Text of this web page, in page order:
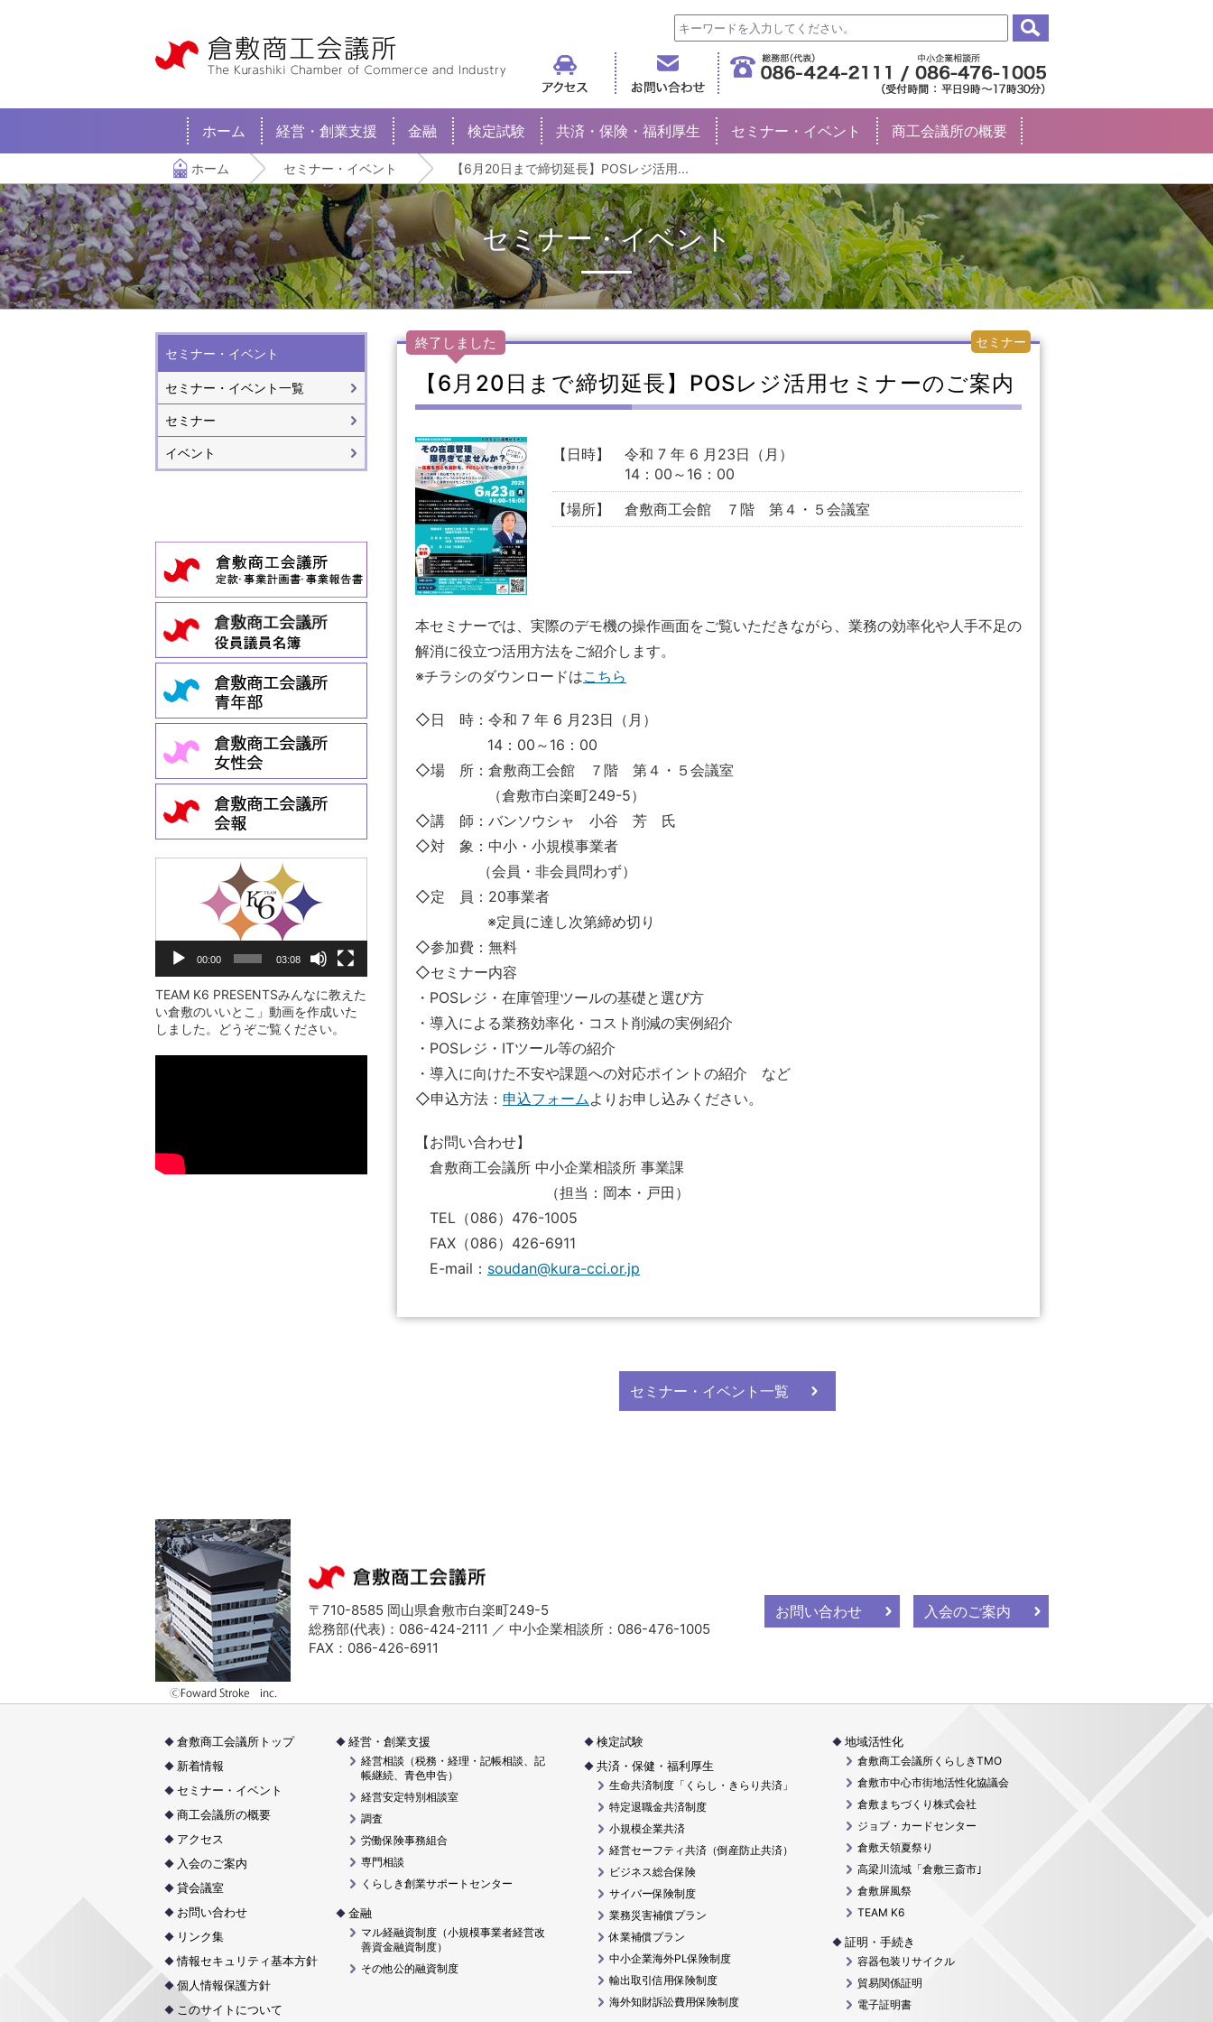
ホーム 経営・創業支援 金融 検定試験 共済・保険・福利厚生 セミナー・イベント 商工会議所の概要
ホーム セミナー・イベント 【6月20日まで締切延長】POSレジ活用...
セミナー・イベント
セミナー
【6月20日まで締切延長】POSレジ活用セミナーのご案内
終了しました
【日時】
令和 7 年 6 月23日（月）
14：00～16：00
【場所】
倉敷商工会館 ７階 第４・５会議室
本セミナーでは、実際のデモ機の操作画面をご覧いただきながら、業務の効率化や人手不足の
解消に役立つ活用方法をご紹介します。
※チラシのダウンロードはこちら
◇日 時：令和 7 年 6 月23日（月）
14：00～16：00
◇場 所：倉敷商工会館 ７階 第４・５会議室
（倉敷市白楽町249-5）
◇講 師：バンソウシャ 小谷 芳 氏
◇対 象：中小・小規模事業者
（会員・非会員問わず）
◇定 員：20事業者
※定員に達し次第締め切り
◇参加費：無料
◇セミナー内容
・POSレジ・在庫管理ツールの基礎と選び方
・導入による業務効率化・コスト削減の実例紹介
・POSレジ・ITツール等の紹介
・導入に向けた不安や課題への対応ポイントの紹介 など
◇申込方法： 申込フォームよりお申し込みください。
【お問い合わせ】
倉敷商工会議所 中小企業相談所 事業課
（担当：岡本・戸田）
TEL（086）476-1005
FAX（086）426-6911
E-mail： soudan@kura-cci.or.jp
セミナー・イベント一覧
セミナー・イベント
セミナー・イベント一覧
セミナー
イベント
レ
ヤ
ー
00:00 03:08
TEAM K6 PRESENTSみんなに教えた
い倉敷のいいとこ」動画を作成いた
しました。どうぞご覧ください。
〒710-8585 岡山県倉敷市白楽町249-5
総務部(代表)：086-424-2111 ／ 中小企業相談所：086-476-1005
FAX：086-426-6911
お問い合わせ 入会のご案内
倉敷商工会議所トップ
新着情報
セミナー・イベント
商工会議所の概要
アクセス
入会のご案内
貸会議室
お問い合わせ
リンク集
情報セキュリティ基本方針
個人情報保護方針
このサイトについて
経営・創業支援
経営相談（税務・経理・記帳相談、記
帳継続、青色申告）
経営安定特別相談室
調査
労働保険事務組合
専門相談
くらしき創業サポートセンター
金融
マル経融資制度（小規模事業者経営改
善資金融資制度）
その他公的融資制度
検定試験
共済・保健・福利厚生
生命共済制度「くらし・きらり共済」
特定退職金共済制度
小規模企業共済
経営セーフティ共済（倒産防止共済）
ビジネス総合保険
サイバー保険制度
業務災害補償プラン
休業補償プラン
中小企業海外PL保険制度
輸出取引信用保険制度
海外知財訴訟費用保険制度
地域活性化
倉敷商工会議所くらしきTMO
倉敷市中心市街地活性化協議会
倉敷まちづくり株式会社
ジョブ・カードセンター
倉敷天領夏祭り
高梁川流域「倉敷三斎市｣
倉敷屏風祭
TEAM K6
証明・手続き
容器包装リサイクル
貿易関係証明
電子証明書